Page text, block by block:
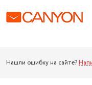
Нашли ошибку на сайте?